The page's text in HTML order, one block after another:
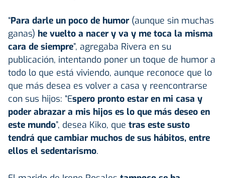
“Para darle un poco de humor (aunque sin muchas
ganas) he vuelto a nacer y va y me toca la misma
cara de siempre”, agregaba Rivera en su
publicación, intentando poner un toque de humor a
todo lo que está viviendo, aunque reconoce que lo
que más desea es volver a casa y reencontrarse
con sus hijos: “Espero pronto estar en mi casa y
poder abrazar a mis hijos es lo que más deseo en
este mundo”, desea Kiko, que tras este susto
tendrá que cambiar muchos de sus hábitos, entre
ellos el sedentarismo.